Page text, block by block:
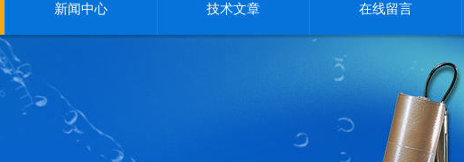
新闻中心 技术文章 在线留言